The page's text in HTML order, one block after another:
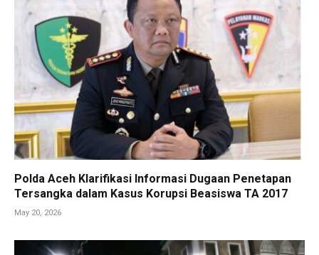
Polda Aceh Klarifikasi Informasi Dugaan Penetapan
Tersangka dalam Kasus Korupsi Beasiswa TA 2017
May 20, 2026